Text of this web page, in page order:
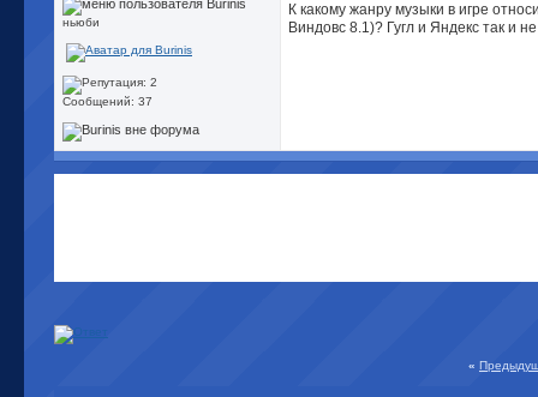
ньюби
Сообщений: 37
К какому жанру музыки в игре
Виндовс 8.1)? Гугл и Яндекс так и
«